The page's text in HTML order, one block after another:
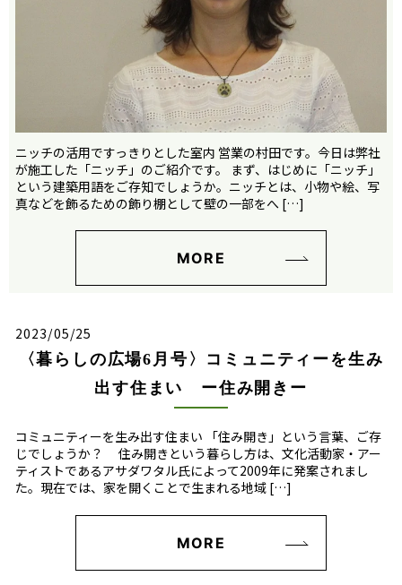
ニッチの活用ですっきりとした室内 営業の村田です。今日は弊社
が施工した「ニッチ」のご紹介です。 まず、はじめに「ニッチ」
という建築用語をご存知でしょうか。ニッチとは、小物や絵、写
真などを飾るための飾り棚として壁の一部をへ […]
MORE
2023/05/25
〈暮らしの広場6月号〉コミュニティーを生み
出す住まい ー住み開きー
コミュニティーを生み出す住まい 「住み開き」という言葉、ご存
じでしょうか？ 住み開きという暮らし方は、文化活動家・アー
ティストであるアサダワタル氏によって2009年に発案されまし
た。現在では、家を開くことで生まれる地域 […]
MORE